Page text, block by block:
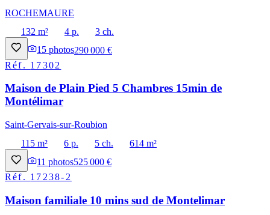
ROCHEMAURE
132 m²
4 p.
3 ch.
15 photos290 000 €
Réf. 17302
Maison de Plain Pied 5 Chambres 15min de
Montélimar
Saint-Gervais-sur-Roubion
115 m²
6 p. 5 ch.
614 m²
11 photos525 000 €
Réf. 17238-2
Maison familiale 10 mins sud de Montelimar